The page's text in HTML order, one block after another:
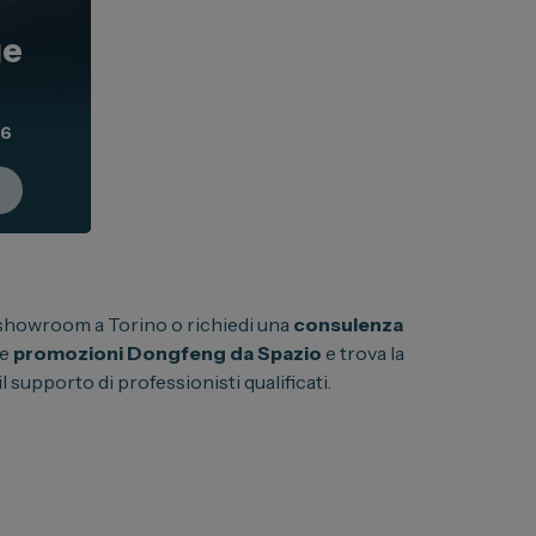
a Torino o richiedi una consulenza
promozioni Dongfeng da Spazio e trova la
supporto di professionisti qualificati.